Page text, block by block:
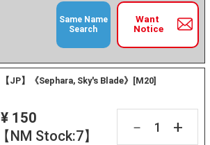
Want
Notice
Same Name
Search
【JP】《Sephara, Sky's Blade》[M20]
¥ 150
【NM Stock:7】
－ +